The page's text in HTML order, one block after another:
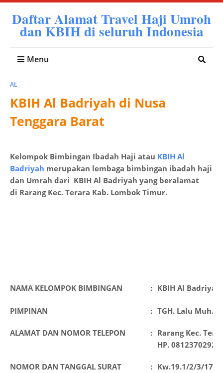
Daftar Alamat Travel Haji Umroh
dan KBIH di seluruh Indonesia
Menu
AL
KBIH Al Badriyah di Nusa
Tenggara Barat
Kelompok Bimbingan Ibadah Haji atau KBIH Al
Badriyah merupakan lembaga bimbingan ibadah haji
dan Umrah dari KBIH Al Badriyah yang beralamat
di Rarang Kec. Terara Kab. Lombok Timur.
NAMA KELOMPOK BIMBINGAN : KBIH Al Badriyah
PIMPINAN : TGH. Lalu Muh.
ALAMAT DAN NOMOR TELEPON : Rarang Kec.
HP. 08123702921
NOMOR DAN TANGGAL SURAT
: Kw.19.1/2/3/